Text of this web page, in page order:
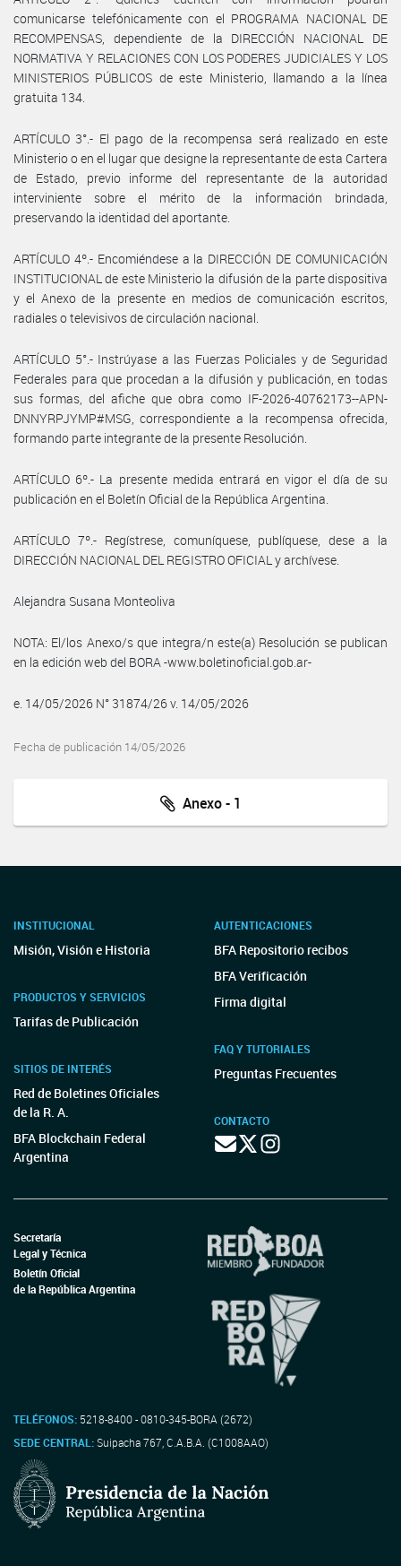
comunicarse telefónicamente con el PROGRAMA NACIONAL DE
RECOMPENSAS, dependiente de la DIRECCIÓN NACIONAL DE
NORMATIVA Y RELACIONES CON LOS PODERES JUDICIALES Y LOS
MINISTERIOS PÚBLICOS de este Ministerio, llamando a la línea
gratuita 134.
ARTÍCULO 3°.- El pago de la recompensa será realizado en este
Ministerio o en el lugar que designe la representante de esta Cartera
de Estado, previo informe del representante de la autoridad
interviniente sobre el mérito de la información brindada,
preservando la identidad del aportante.
ARTÍCULO 4º.- Encomiéndese a la DIRECCIÓN DE COMUNICACIÓN
INSTITUCIONAL de este Ministerio la difusión de la parte dispositiva
y el Anexo de la presente en medios de comunicación escritos,
radiales o televisivos de circulación nacional.
ARTÍCULO 5°.- Instrúyase a las Fuerzas Policiales y de Seguridad
Federales para que procedan a la difusión y publicación, en todas
sus formas, del afiche que obra como IF-2026-40762173--APN-
DNNYRPJYMP#MSG, correspondiente a la recompensa ofrecida,
formando parte integrante de la presente Resolución.
ARTÍCULO 6º.- La presente medida entrará en vigor el día de su
publicación en el Boletín Oficial de la República Argentina.
ARTÍCULO 7º.- Regístrese, comuníquese, publíquese, dese a la
DIRECCIÓN NACIONAL DEL REGISTRO OFICIAL y archívese.
Alejandra Susana Monteoliva
NOTA: El/los Anexo/s que integra/n este(a) Resolución se publican
en la edición web del BORA -www.boletinoficial.gob.ar-
e. 14/05/2026 N° 31874/26 v. 14/05/2026
Fecha de publicación 14/05/2026
Anexo - 1
INSTITUCIONAL
Misión, Visión e Historia
PRODUCTOS Y SERVICIOS
Tarifas de Publicación
SITIOS DE INTERÉS
Red de Boletines Oficiales
de la R. A.
BFA Blockchain Federal
Argentina
AUTENTICACIONES
BFA Repositorio recibos
BFA Verificación
Firma digital
FAQ Y TUTORIALES
Preguntas Frecuentes
CONTACTO
Secretaría
Legal y Técnica
Boletín Oficial
de la República Argentina
TELÉFONOS: 5218-8400 - 0810-345-BORA (2672)
SEDE CENTRAL:Suipacha 767, C.A.B.A. (C1008AAO)